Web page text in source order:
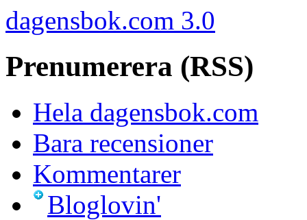
dagensbok.com 3.0
Prenumerera (RSS)
Hela dagensbok.com
Bara recensioner
Kommentarer
Bloglovin'